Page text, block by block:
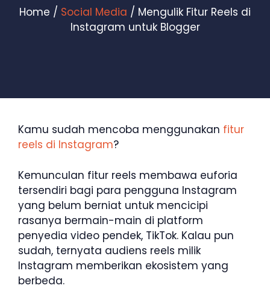
Home / Social Media / Mengulik Fitur Reels di
Instagram untuk Blogger
Kamu sudah mencoba menggunakan fitur
reels di Instagram?
Kemunculan fitur reels membawa euforia
tersendiri bagi para pengguna Instagram
yang belum berniat untuk mencicipi
rasanya bermain-main di platform
penyedia video pendek, TikTok. Kalau pun
sudah, ternyata audiens reels milik
Instagram memberikan ekosistem yang
berbeda.